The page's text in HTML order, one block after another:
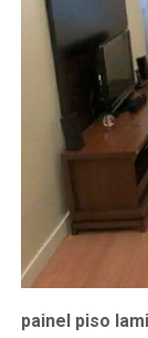
painel piso